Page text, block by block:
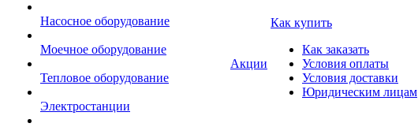
Насосное оборудование
Моечное оборудование
Тепловое оборудование
Электростанции
Акции
Как купить
Как заказать
Условия оплаты
Условия доставки
Юридическим лицам